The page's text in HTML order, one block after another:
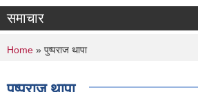
समाचार
You are here
Home » पुष्पराज थापा